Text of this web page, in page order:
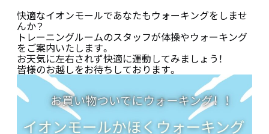
快適なイオンモールであなたもウォーキングをしませ
んか？
トレーニングルームのスタッフが体操やウォーキング
をご案内いたします。
お天気に左右されず快適に運動してみましょう！
皆様のお越しをお待ちしております。